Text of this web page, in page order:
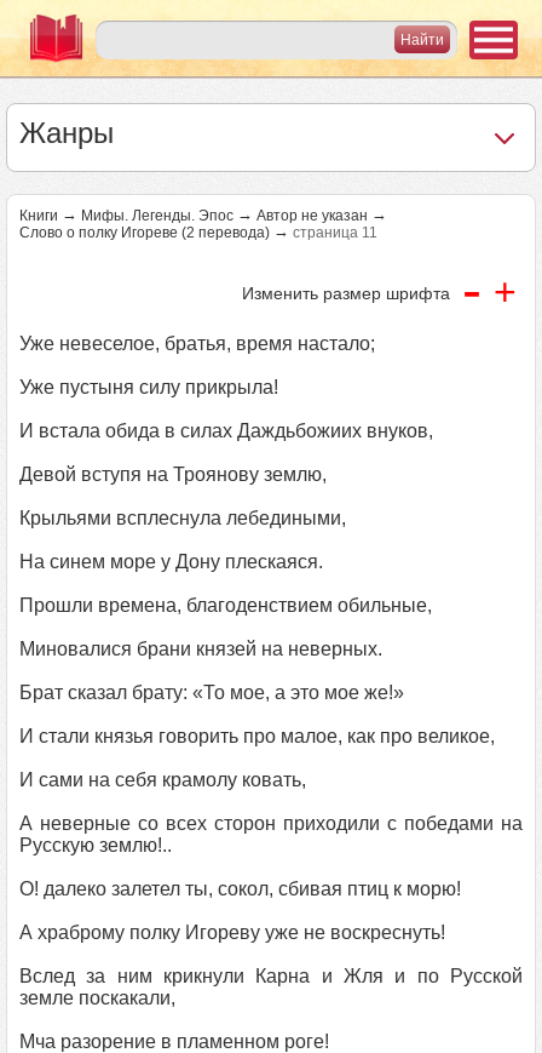
Жанры
Книги → Мифы. Легенды. Эпос → Автор не указан →
Слово о полку Игореве (2 перевода) → страница 11
Изменить размер шрифта - +
Уже невеселое, братья, время настало;
Уже пустыня силу прикрыла!
И встала обида в силах Даждьбожиих внуков,
Девой вступя на Троянову землю,
Крыльями всплеснула лебедиными,
На синем море у Дону плескаяся.
Прошли времена, благоденствием обильные,
Миновалися брани князей на неверных.
Брат сказал брату: «То мое, а это мое же!»
И стали князья говорить про малое, как про великое,
И сами на себя крамолу ковать,
А неверные со всех сторон приходили с победами на
Русскую землю!..
О! далеко залетел ты, сокол, сбивая птиц к морю!
А храброму полку Игореву уже не воскреснуть!
Вслед за ним крикнули Карна и Жля и по Русской
земле поскакали,
Мча разорение в пламенном роге!